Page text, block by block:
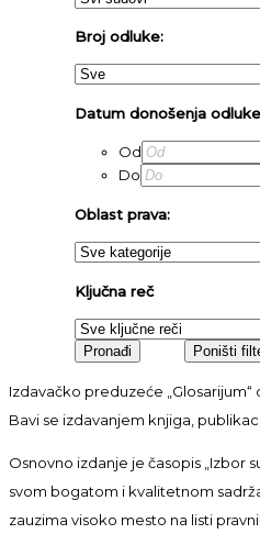
Broj odluke:
Datum donošenja
Od
Do
Oblast prava:
Ključna reč
Izdavačko preduzeće „Glosarijum“
Bavi se izdavanjem knjiga,
Osnovno izdanje je časopis „Izbor
svom bogatom i kvalitetnom
zauzima visoko mesto na listi